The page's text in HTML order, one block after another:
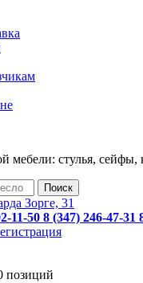
мебели: стулья,
Зорге, 31
11-50 8 (347) 246-47-31
позиций